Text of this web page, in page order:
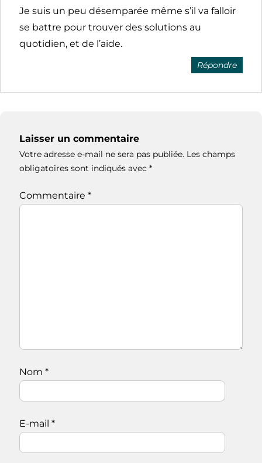
Je suis un peu désemparée même s’il va falloir
se battre pour trouver des solutions au
quotidien, et de l’aide.
Répondre
Laisser un commentaire
Votre adresse e-mail ne sera pas publiée. Les champs
obligatoires sont indiqués avec *
Commentaire *
Nom *
E-mail *